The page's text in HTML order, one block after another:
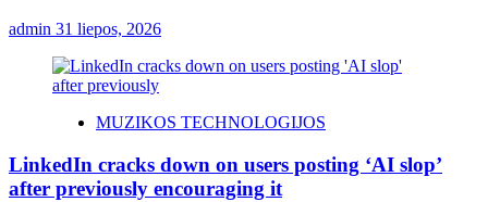
admin 31 liepos, 2026
MUZIKOS TECHNOLOGIJOS
LinkedIn cracks down on users posting ‘AI slop’
after previously encouraging it